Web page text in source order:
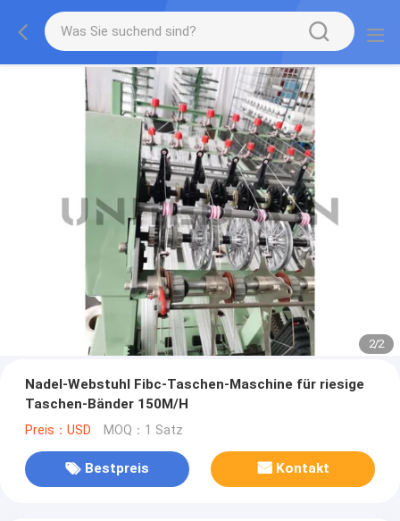
2/2
Nadel-Webstuhl Fibc-Taschen-Maschine für riesige
Taschen-Bänder 150M/H
Preis：USD MOQ：1 Satz
Bestpreis Kontakt